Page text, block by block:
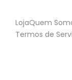
LojaQuem
Termos de